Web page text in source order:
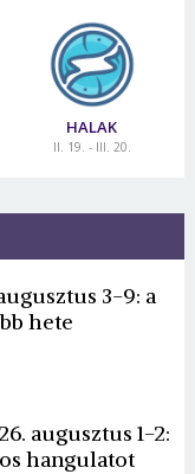
HALAK
II. 19. - III. 20.
3-9: a
hete
augusztus 1-2:
hangulatot